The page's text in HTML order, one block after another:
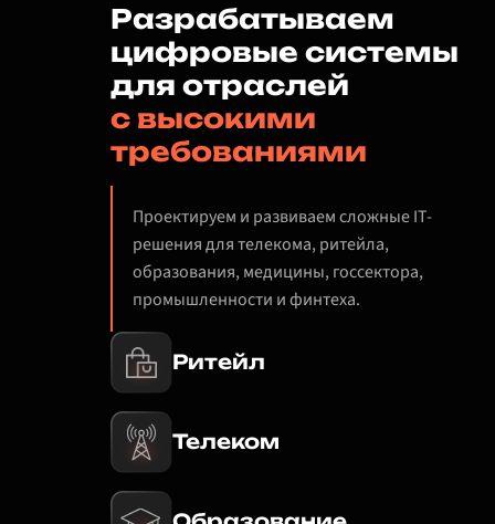
Разрабатываем
цифровые системы
для отраслей
с высокими
требованиями
Проектируем и развиваем сложные IT-
решения для телекома, ритейла,
образования, медицины, госсектора,
промышленности и финтеха.
Ритейл
Телеком